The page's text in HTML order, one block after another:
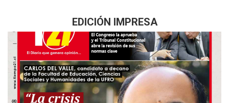
EDICIÓN IMPRESA